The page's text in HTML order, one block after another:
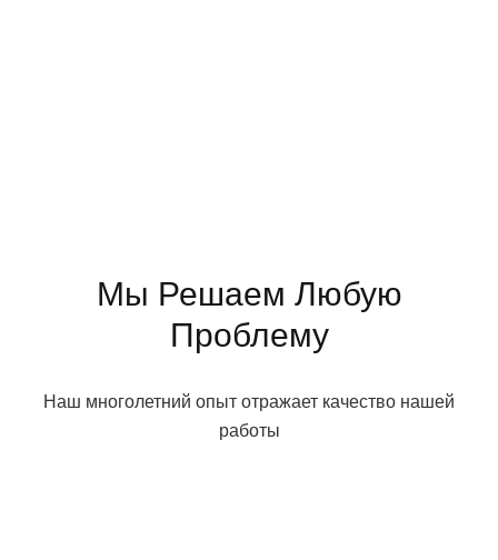
Мы Решаем Любую
Проблему
Наш многолетний опыт отражает качество нашей
работы